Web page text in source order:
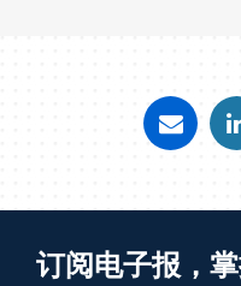
订阅电子报，